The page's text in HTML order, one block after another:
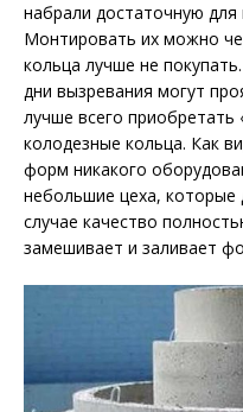
набрали достаточную
Монтировать их можно
кольца лучше не
дни вызревания могут
лучше всего
колодезные кольца. Как
форм никакого
небольшие цеха, которые
случае качество
замешивает и заливает